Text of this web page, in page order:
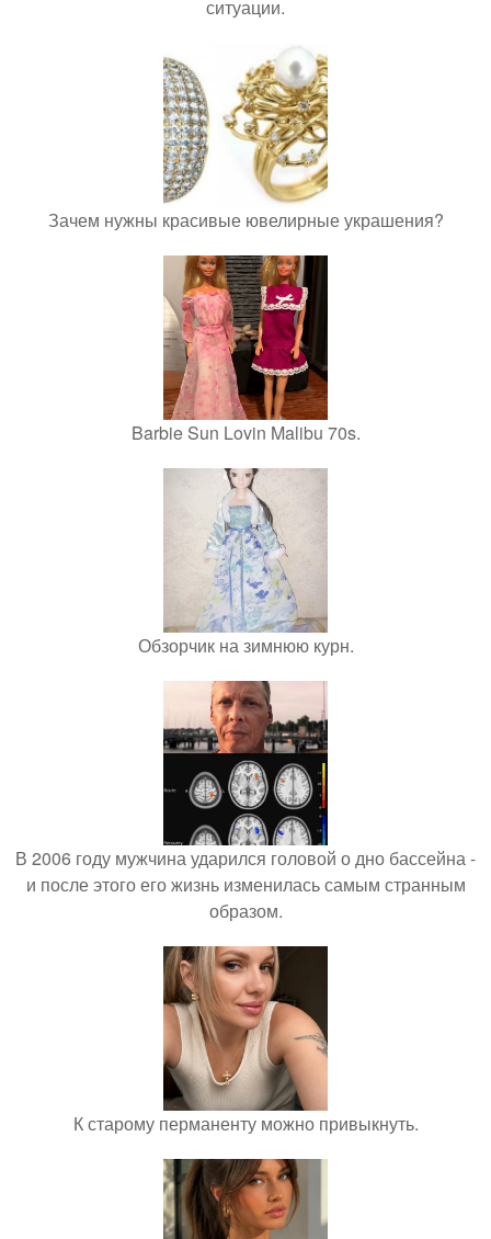
ситуации.
Зачем нужны красивые ювелирные украшения?
Barbie Sun Lovin Malibu 70s.
Обзорчик на зимнюю курн.
В 2006 году мужчина ударился головой о дно бассейна -
и после этого его жизнь изменилась самым странным
образом.
К старому перманенту можно привыкнуть.